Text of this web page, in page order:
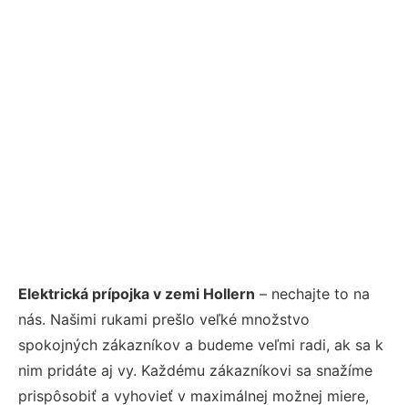
Elektrická prípojka v zemi Hollern – nechajte to na
nás. Našimi rukami prešlo veľké množstvo
spokojných zákazníkov a budeme veľmi radi, ak sa k
nim pridáte aj vy. Každému zákazníkovi sa snažíme
prispôsobiť a vyhovieť v maximálnej možnej miere,